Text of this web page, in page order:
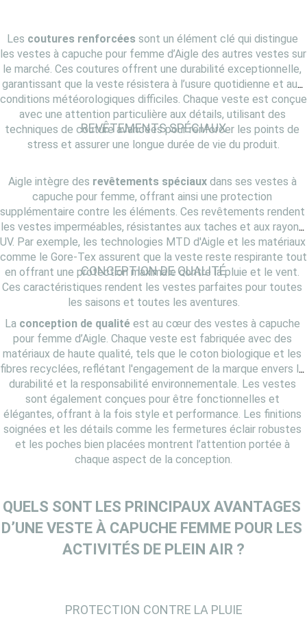
Les coutures renforcées sont un élément clé qui distingue
les vestes à capuche pour femme d’Aigle des autres vestes sur
le marché. Ces coutures offrent une durabilité exceptionnelle,
garantissant que la veste résistera à l’usure quotidienne et aux
conditions météorologiques difficiles. Chaque veste est conçue
avec une attention particulière aux détails, utilisant des
techniques de couture avancées pour renforcer les points de
stress et assurer une longue durée de vie du produit.
REVÊTEMENTS SPÉCIAUX
Aigle intègre des revêtements spéciaux dans ses vestes à
capuche pour femme, offrant ainsi une protection
supplémentaire contre les éléments. Ces revêtements rendent
les vestes imperméables, résistantes aux taches et aux rayons
UV. Par exemple, les technologies MTD d'Aigle et les matériaux
comme le Gore-Tex assurent que la veste reste respirante tout
en offrant une protection maximale contre la pluie et le vent.
Ces caractéristiques rendent les vestes parfaites pour toutes
les saisons et toutes les aventures.
CONCEPTION DE QUALITÉ
La conception de qualité est au cœur des vestes à capuche
pour femme d’Aigle. Chaque veste est fabriquée avec des
matériaux de haute qualité, tels que le coton biologique et les
fibres recyclées, reflétant l'engagement de la marque envers la
durabilité et la responsabilité environnementale. Les vestes
sont également conçues pour être fonctionnelles et
élégantes, offrant à la fois style et performance. Les finitions
soignées et les détails comme les fermetures éclair robustes
et les poches bien placées montrent l’attention portée à
chaque aspect de la conception.
QUELS SONT LES PRINCIPAUX AVANTAGES
D’UNE VESTE À CAPUCHE FEMME POUR LES
ACTIVITÉS DE PLEIN AIR ?
PROTECTION CONTRE LA PLUIE